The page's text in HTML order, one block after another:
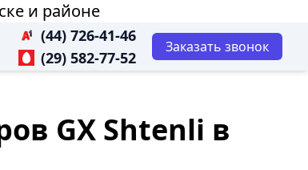
и районе
(44) 726-41-46
(29) 582-77-52
Заказать звонок
GX Shtenli в